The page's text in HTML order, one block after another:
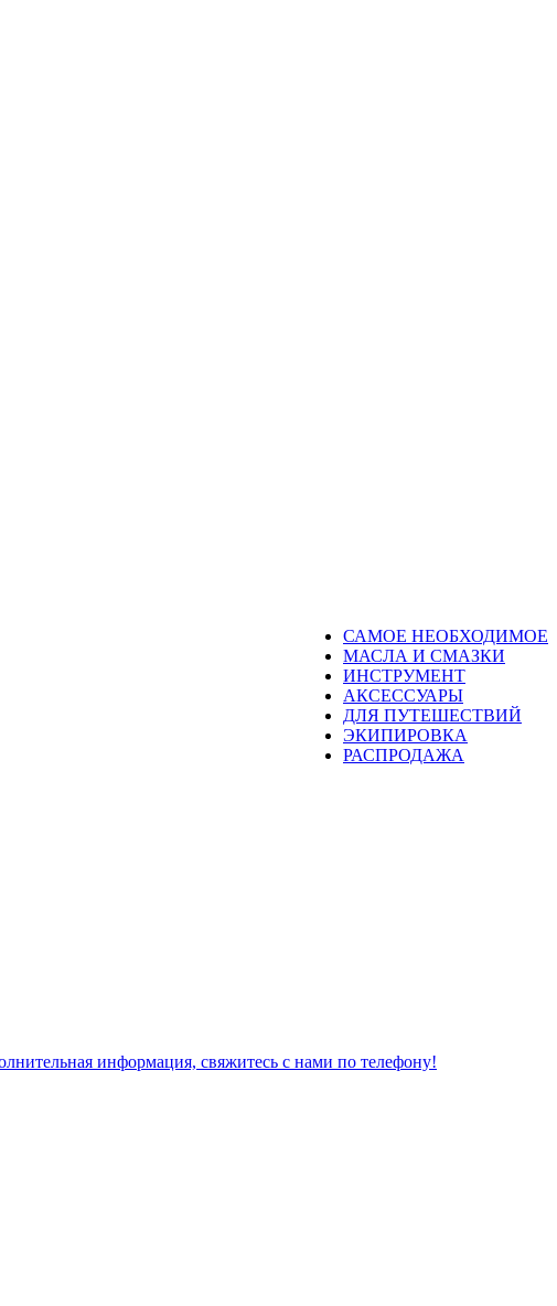
САМОЕ НЕОБХОДИМОЕ
МАСЛА И СМАЗКИ
ИНСТРУМЕНТ
АКСЕССУАРЫ
ДЛЯ ПУТЕШЕСТВИЙ
ЭКИПИРОВКА
РАСПРОДАЖА
информация, свяжитесь с нами по телефону!